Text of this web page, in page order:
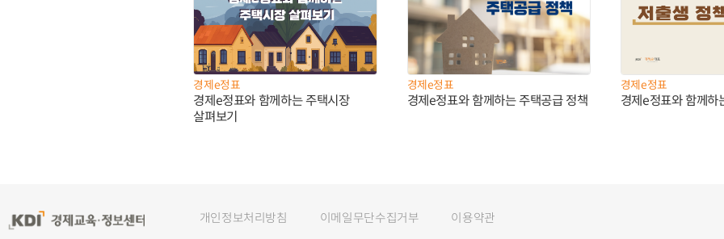
경제e정표
경제e정표와 함께하는 주택시장
살펴보기
경제e정표
경제e정표와 함께하는 주택공급 정책
경제e정표
경제e정표와 함께하
개인정보처리방침 이메일무단수집거부 이용약관